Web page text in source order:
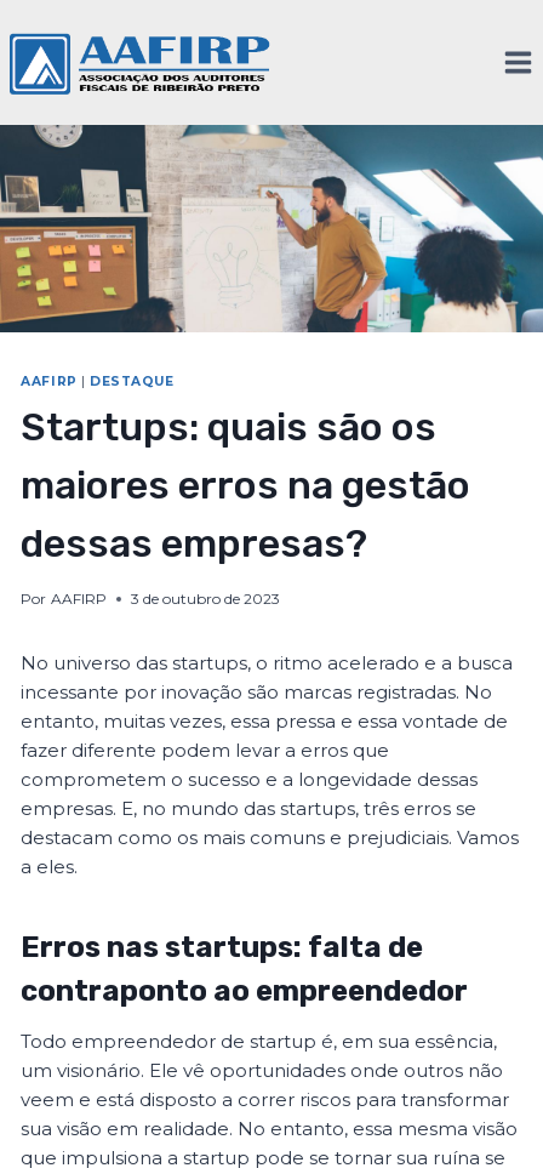
AAFIRP DESTAQUE
Startups: quais são os
maiores erros na gestão
dessas empresas?
Por AAFIRP 3 de outubro de 2023
No universo das startups, o ritmo acelerado e a busca
incessante por inovação são marcas registradas. No
entanto, muitas vezes, essa pressa e essa vontade de
fazer diferente podem levar a erros que
comprometem o sucesso e a longevidade dessas
empresas. E, no mundo das startups, três erros se
destacam como os mais comuns e prejudiciais. Vamos
a eles.
Erros nas startups: falta de
contraponto ao empreendedor
Todo empreendedor de startup é, em sua essência,
um visionário. Ele vê oportunidades onde outros não
veem e está disposto a correr riscos para transformar
sua visão em realidade. No entanto, essa mesma visão
que impulsiona a startup pode se tornar sua ruína se